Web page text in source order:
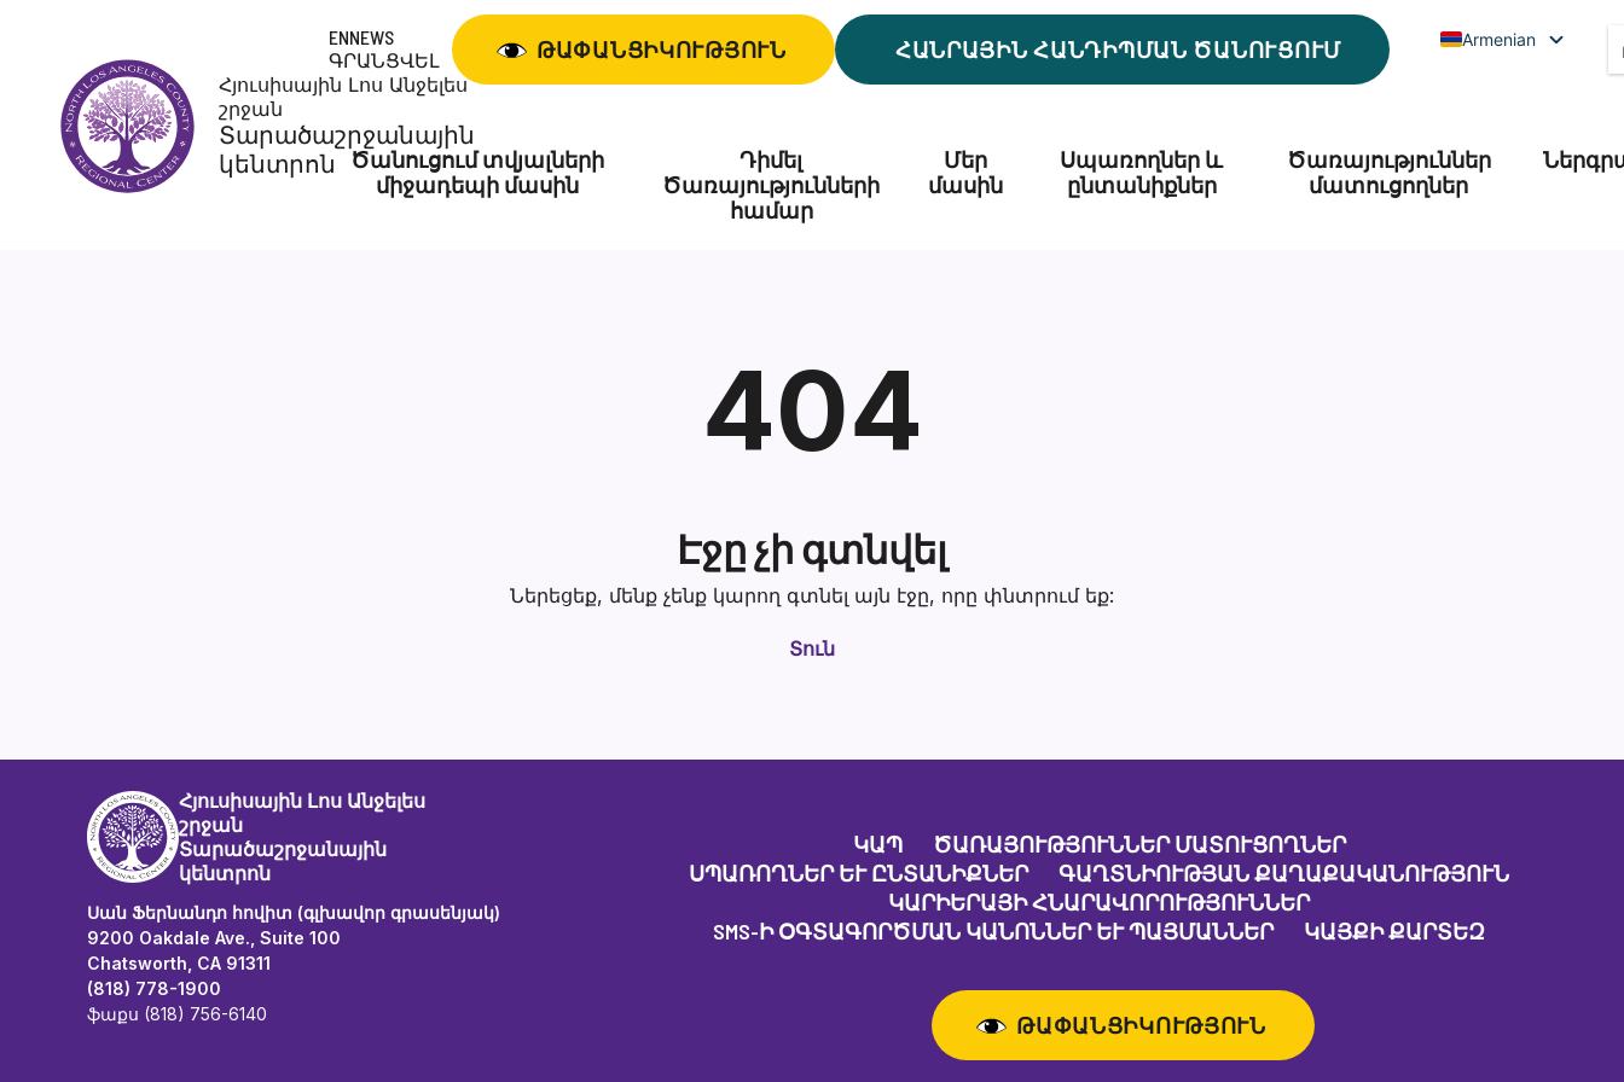
Հյուսիսային Լոս Անջելես
շրջան
Տարածաշրջանային
կենտրոն
ENNEWS
ԳՐԱՆՑՎԵԼ
ԹԱՓԱՆՑԻԿՈՒԹՅՈՒՆ ՀԱՆՐԱՅԻՆ ՀԱՆԴԻՊՄԱՆ ԾԱՆՈՒՑՈՒՄ Armenian
Ծանուցում տվյալների
միջադեպի մասին
Դիմել
Ծառայությունների
համար
Մեր
մասին
Սպառողներ և
ընտանիքներ
Ծառայություններ
մատուցողներ
404
Էջը չի գտնվել
Ներեցեք, մենք չենք կարող գտնել այն էջը, որը փնտրում եք:
Տուն
Հյուսիսային Լոս Անջելես
շրջան
Տարածաշրջանային
կենտրոն
Սան Ֆերնանդո հովիտ (գլխավոր գրասենյակ)
9200 Oakdale Ave., Suite 100
Chatsworth, CA 91311
(818) 778-1900
ֆաքս (818) 756-6140
ԿԱՊ
ԾԱՌԱՅՈՒԹՅՈՒՆՆԵՐ ՄԱՏՈՒՑՈՂՆԵՐ
ՍՊԱՌՈՂՆԵՐ ԵՒ ԸՆՏԱՆԻՔՆԵՐ
ԳԱՂՏՆԻՈՒԹՅԱՆ ՔԱՂԱՔԱԿԱՆՈՒԹՅՈՒՆ
ԿԱՐԻԵՐԱՅԻ ՀՆԱՐԱՎՈՐՈՒԹՅՈՒՆՆԵՐ
SMS-Ի ՕԳՏԱԳՈՐԾՄԱՆ ԿԱՆՈՆՆԵՐ ԵՒ ՊԱՅՄԱՆՆԵՐ
ԿԱՅՔԻ ՔԱՐՏԵԶ
ԹԱՓԱՆՑԻԿՈՒԹՅՈՒՆ